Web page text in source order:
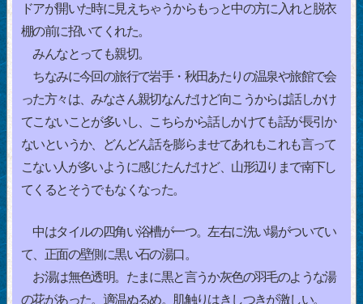
ドアが開いた時に見えちゃうからもっと中の方に入れと脱衣
棚の前に招いてくれた。
みんなとっても親切。
ちなみに今回の旅行で岩手・秋田あたりの温泉や旅館で会
った方々は、みなさん親切なんだけど向こうからは話しかけ
てこないことが多いし、こちらから話しかけても話が長引か
ないというか、どんどん話を膨らませてあれもこれも言って
こない人が多いように感じたんだけど、山形辺りまで南下し
てくるとそうでもなくなった。
中はタイルの四角い浴槽が一つ。左右に洗い場がついてい
て、正面の壁側に黒い石の湯口。
お湯は無色透明。たまに黒と言うか灰色の羽毛のような湯
の花があった。適温ぬるめ。肌触りはきしつきが激しい。